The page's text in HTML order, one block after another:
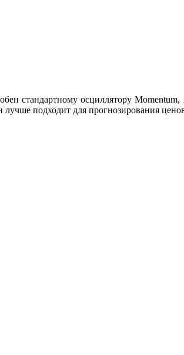
стандартному осциллятору Momentum,
лучше подходит для прогнозирования